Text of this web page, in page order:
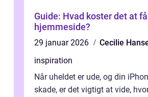
Guide: Hvad koster det at
hjemmeside?
29 januar 2026
Cecilie
inspiration
Når uheldet er ude, og din
skade, er det vigtigt at vide,